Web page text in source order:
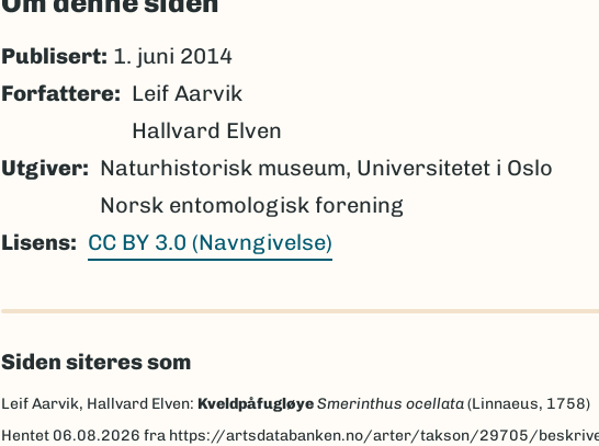
Publisert: 1. juni 2014
Forfattere
Leif Aarvik
Hallvard Elven
Utgiver
Naturhistorisk museum, Universitetet i Oslo
Norsk entomologisk forening
Lisens
CC BY 3.0 (Navngivelse)
Siden siteres som
Leif Aarvik, Hallvard Elven: KveldpåfugløyeSmerinthus ocellata(Linnaeus, 1758)
Hentet 06.08.2026 fra https://artsdatabanken.no/arter/takson/29705/